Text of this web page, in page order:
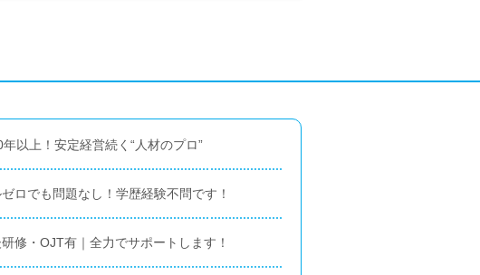
年以上！安定経営続く“人材のプロ”
ゼロでも問題なし！学歴経験不問です！
研修・OJT有｜全力でサポートします！